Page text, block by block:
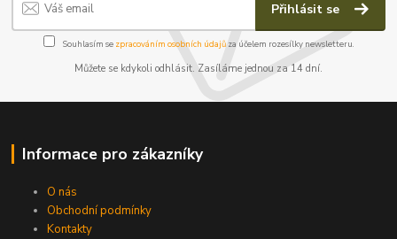
Přihlásit se
Souhlasím se zpracováním osobních údajůza účelem rozesílky newsletteru.
Můžete se kdykoli odhlásit. Zasíláme jednou za 14 dní.
Informace pro zákazníky
O nás
Obchodní podmínky
Kontakty